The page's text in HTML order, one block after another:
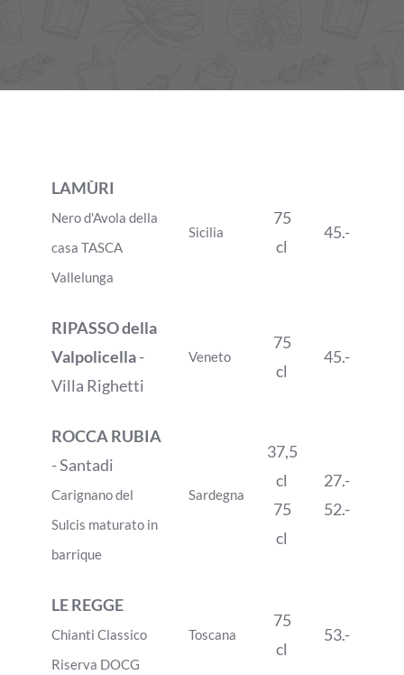
LAMÙRI
Nero d'Avola della
casa TASCA
Vallelunga
Sicilia
75
cl
45.-
RIPASSO della
Valpolicella-
Villa Righetti
Veneto
75
cl
45.-
ROCCA RUBIA
- Santadi
Carignano del
Sulcis maturato in
barrique
Sardegna
37,5
cl
75
cl
27.-
52.-
LE REGGE
Chianti Classico
Riserva DOCG
Toscana
75
cl
53.-